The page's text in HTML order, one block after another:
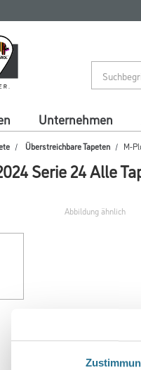
Unternehmen
Überstreichbare Tapeten M-
Serie 24 Alle
Abbildung ähnlich